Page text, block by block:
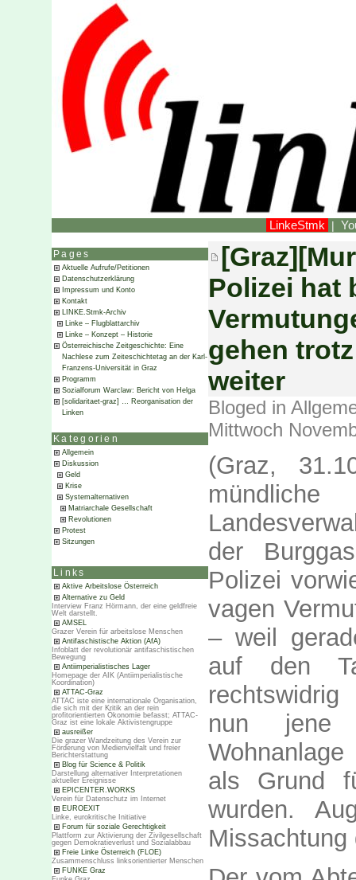
LinkeStmk |
Pages
Aktuelle Aufrufe/Petitionen
Datenschutzerklärung
Impressum und Konto
Kontakt
LINKE.Stmk-Archiv
Linke – Flugblattarchiv
Linke – Konzept – Historie
Österreichische Zeitgeschichte: Eine
Nachlese zum Zeiteschichtetag an der Karl-
Franzens-Universität in Graz
Programm
Sozialforum Warclaw: Bericht von Helga
[solidaritaet-graz] … Reorganisation der
Linken
Kategorien
Allgemein
Diskussion
Geld
Krise
Systemalternativen
Matriarchale Gesellschaft
Revolutionen
Protest
Sitzungen
Links
Aktive Arbeitslose Österreich
Alternative zu Geld
Interview Franz Hörmann, der eine geldfreie
Welt darstellt.
AMSEL
Grazer Verein für arbeitslose Menschen
Antifaschistische Aktion (AfA)
Infoblatt der revolutionär antifaschistischen
Bewegung
Antiimperialistisches Lager
Homepage der AIK (Antiimperialistische
Koordination)
ATTAC-Graz
ATTAC iste eine internationale Organisation,
die sich mit der Kritik an der rein
profitorientierten Ökonomie befasst; ATTAC-
Graz ist eine lokale Aktivistengruppe
ausreißer
Die grazer Wandzeitung des Verein zur
Förderung von Medienvielfalt und freier
Berichterstattung
Blog für Science & Politik
Darstellung alternativer Interpretationen
aktueller Ereignisse
EPICENTER.WORKS
Verein für Datenschutz im Internet
EUROEXIT
Linke, eurokritische Initiative
Forum für soziale Gerechtigkeit
Plattform zur Aktivierung der Zivilgesellschaft
gegen Demokratieverlust und Sozialabbau
Freie Linke Österreich (FLOE)
Zusammenschluss linksorientierter Menschen
FUNKE Graz
Polizei hat
gehen
weiter
Bloged in
Mittwoch
(Graz,
der
Polizei
vagen
– weil
auf den
nun jene
als Grund
wurden.